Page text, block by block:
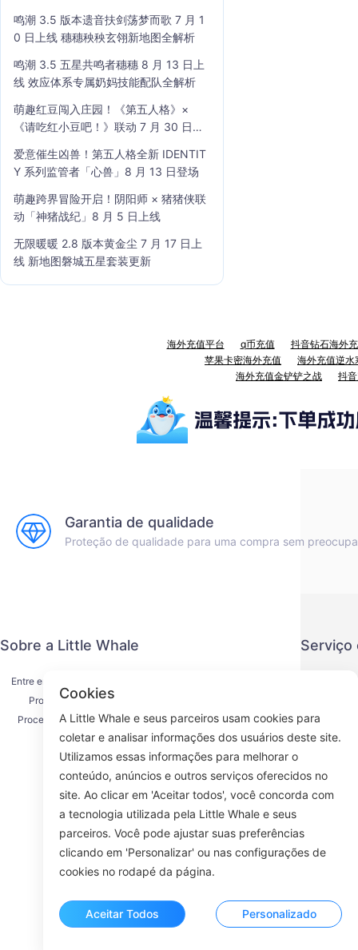
鸣潮 3.5 版本遗音扶剑荡梦而歌 7 月 1
0 日上线 穗穗秧秧玄翎新地图全解析
鸣潮 3.5 五星共鸣者穗穗 8 月 13 日上
线 效应体系专属奶妈技能配队全解析
萌趣红豆闯入庄园！《第五人格》×
《请吃红小豆吧！》联动 7 月 30 日开
爱意催生凶兽！第五人格全新 IDENTIT
Y 系列监管者「心兽」8 月 13 日登场
萌趣跨界冒险开启！阴阳师 × 猪猪侠联
动「神猪战纪」8 月 5 日上线
无限暖暖 2.8 版本黄金尘 7 月 17 日上
线 新地图磐城五星套装更新
海外充值平台 q币充值
抖音钻石海外
苹果卡密海外充值
海外充值逆水
海外充值金铲铲之战
抖
Garantia de qualidade
Proteção de qualidade para uma compra sem
Sobre a Little Whale
Entre em contato conosco
Processo de envio
Processo de reembolso
Sobre nós
Serviço
Acordo
ROOM
Cookies
A Little Whale e seus parceiros usam cookies para
coletar e analisar informações dos usuários deste site.
Utilizamos essas informações para melhorar o
conteúdo, anúncios e outros serviços oferecidos no
site. Ao clicar em 'Aceitar todos', você concorda com
a tecnologia utilizada pela Little Whale e seus
parceiros. Você pode ajustar suas preferências
clicando em 'Personalizar' ou nas configurações de
cookies no rodapé da página.
Aceitar Todos Personalizado